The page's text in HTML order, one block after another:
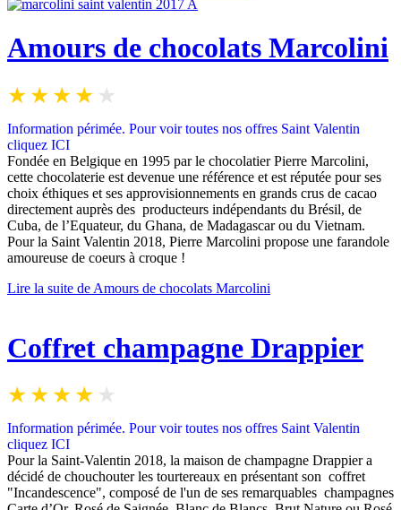
Amours de chocolats Marcolini
Information périmée. Pour voir toutes nos offres Saint Valentin
cliquez ICI
Fondée en Belgique en 1995 par le chocolatier Pierre Marcolini,
cette chocolaterie est devenue une référence et est réputée pour ses
choix éthiques et ses approvisionnements en grands crus de cacao
directement auprès des producteurs indépendants du Brésil, de
Cuba, de l’Equateur, du Ghana, de Madagascar ou du Vietnam.
Pour la Saint Valentin 2018, Pierre Marcolini propose une farandole
amoureuse de coeurs à croque !
Lire la suite de Amours de chocolats Marcolini
Coffret champagne Drappier
Information périmée. Pour voir toutes nos offres Saint Valentin
cliquez ICI
Pour la Saint-Valentin 2018, la maison de champagne Drappier a
décidé de chouchouter les tourtereaux en présentant son coffret
"Incandescence", composé de l'un de ses remarquables champagnes